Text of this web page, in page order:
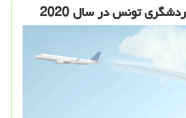
تونس در سال 2020